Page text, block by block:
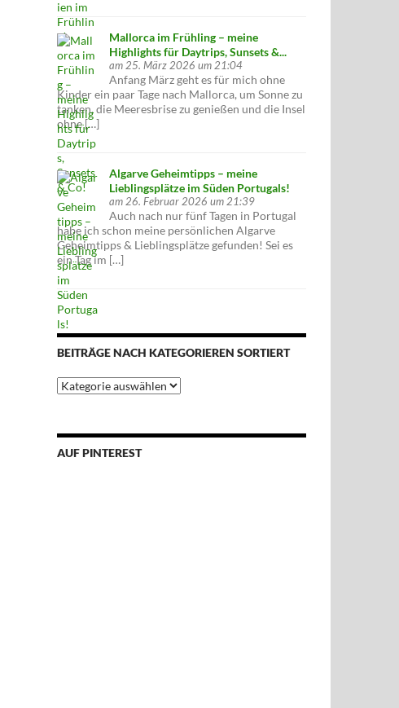
Mallorca im Frühling – meine
Highlights für Daytrips, Sunsets &...
am 25. März 2026 um 21:04
Anfang März geht es für mich ohne
Kinder ein paar Tage nach Mallorca, um Sonne zu
tanken, die Meeresbrise zu genießen und die Insel
ohne […]
Algarve Geheimtipps – meine
Lieblingsplätze im Süden Portugals!
am 26. Februar 2026 um 21:39
Auch nach nur fünf Tagen in Portugal
habe ich schon meine persönlichen Algarve
Geheimtipps & Lieblingsplätze gefunden! Sei es
ein Tag im […]
BEITRÄGE NACH KATEGORIEREN SORTIERT
Beiträge
nach
AUF PINTEREST